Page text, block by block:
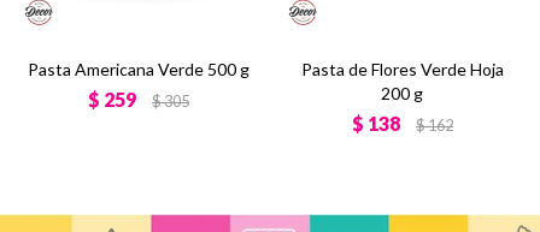
Pasta Americana Verde 500 g
$ 259 $305
Pasta de Flores Verde Hoja
200 g
$ 138 $162